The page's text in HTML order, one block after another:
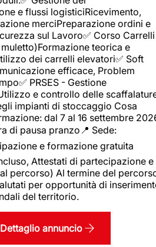
e flussi logisticiRicevimento,
merciPreparazione ordini e
sul Lavoro✅ Corso Carrelli
teorica e
dei carrelli elevatori✅ Soft
efficace, Problem
PRSES - Gestione
e controllo delle
impianti di stoccaggio Cosa
dal 7 al 16 settembre
di pausa pranzo📍 Sede:
e formazione gratuita
Attestati di partecipazione e
percorso) Al termine del
per opportunità di
del territorio.
Dettaglio annuncio